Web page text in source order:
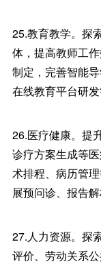
25.教育教学。探
体，提高教师工
制定，完善智能
在线教育平台研
26.医疗健康。提
诊疗方案生成等
术排程、病历管
展预问诊、报告
27.人力资源。探
评价、劳动关系